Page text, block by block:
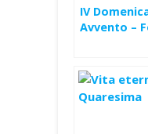
IV
Avvento –